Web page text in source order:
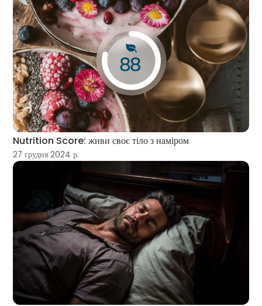
Nutrition Score: живи своє тіло з наміром
27 грудня 2024 р.